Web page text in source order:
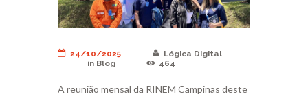
24/10/2025
Lógica Digital
in Blog 464
A reunião mensal da RINEM Campinas deste